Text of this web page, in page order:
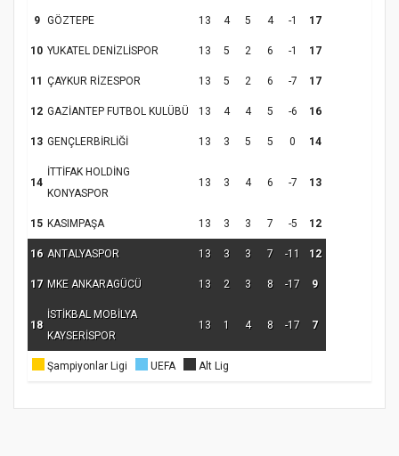
Etkinliği
Türkiye’de insanlar dinle bağlarını
koparıyor mu?
9 GÖZTEPE 13 4 5 4 -1 17
10 YUKATEL DENİZLİSPOR 13 5 2 6 -1 17
11 ÇAYKUR RİZESPOR 13 5 2 6 -7 17
12 GAZİANTEP FUTBOL KULÜBÜ 13 4 4 5 -6 16
13 GENÇLERBİRLİĞİ 13 3 5 5 0 14
14
İTTİFAK HOLDİNG
KONYASPOR
13 3 4 6 -7 13
15 KASIMPAŞA 13 3 3 7 -5 12
16 ANTALYASPOR 13 3 3 7 -11 12
17 MKE ANKARAGÜCÜ 13 2 3 8 -17 9
18
İSTİKBAL MOBİLYA
KAYSERİSPOR
13 1 4 8 -17 7
Şampiyonlar Ligi UEFA Alt Lig